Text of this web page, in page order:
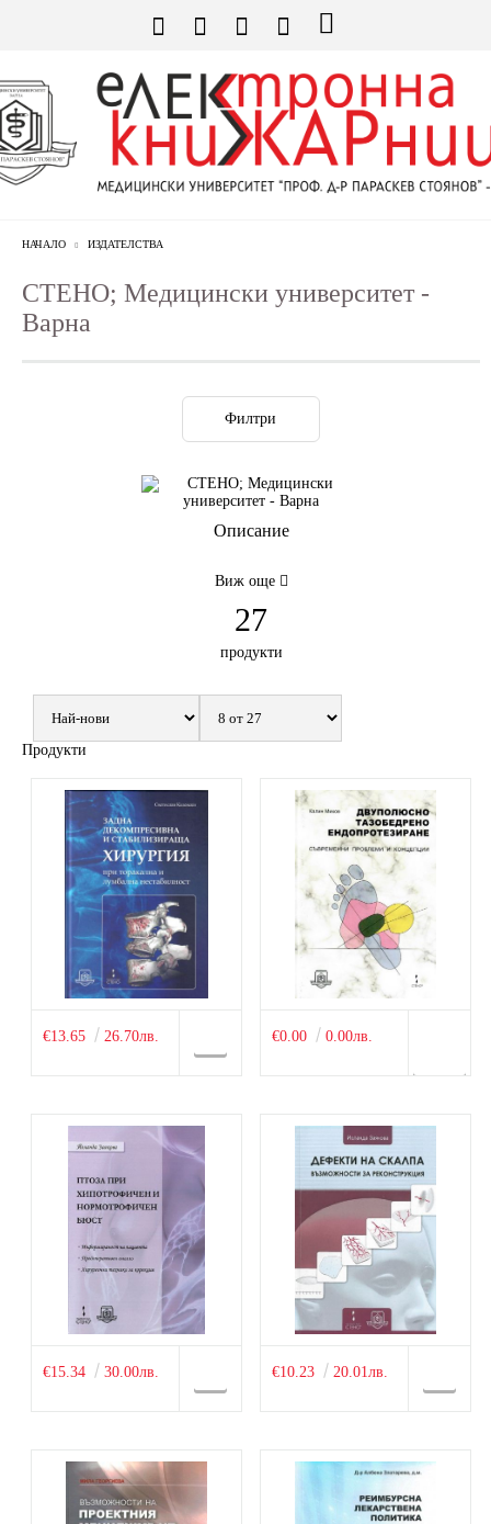
НАЧАЛО ИЗДАТЕЛСТВА
СТЕНО; Медицински университет -
Варна
Филтри
Описание
Виж още
27
продукти
Продукти
€13.65 26.70лв. €0.00 0.00лв.
€15.34 30.00лв. €10.23 20.01лв.